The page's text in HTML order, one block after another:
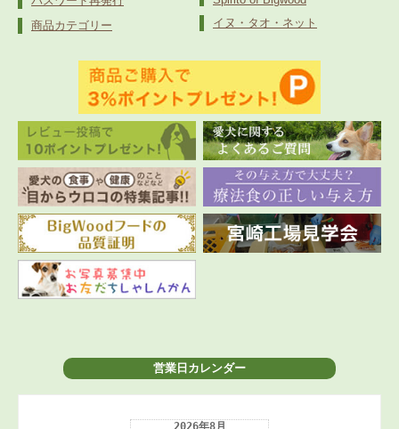
商品カテゴリー
イヌ・タオ・ネット
営業日カレンダー